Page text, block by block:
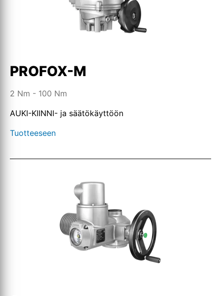
PROFOX-M
2 Nm - 100 Nm
AUKI-KIINNI- ja säätökäyttöön
Tuotteeseen